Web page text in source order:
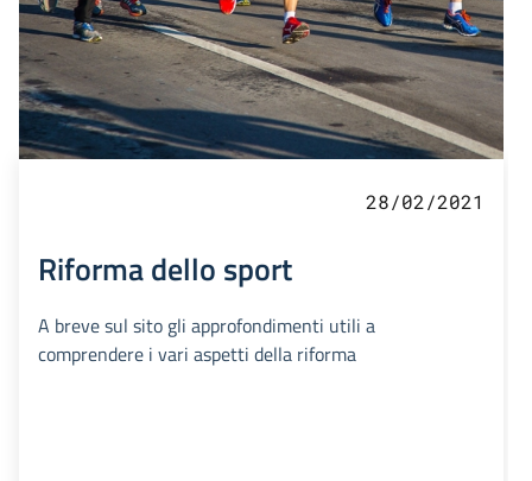
28/02/2021
Riforma dello sport
A breve sul sito gli approfondimenti utili a
comprendere i vari aspetti della riforma